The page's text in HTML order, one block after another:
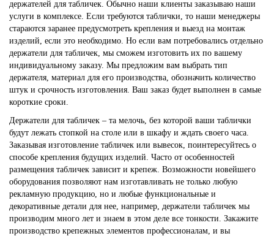
держателей для табличек. Обычно наши клиенты заказываю наши
услуги в комплексе. Если требуются таблички, то наши менеджеры
стараются заранее предусмотреть крепления и выезд на монтаж
изделий, если это необходимо. Но если вам потребовались отдельно
держатели для табличек, мы сможем изготовить их по вашему
индивидуальному заказу. Мы предложим вам выбрать тип
держателя, материал для его производства, обозначить количество
штук и срочность изготовления. Ваш заказ будет выполнен в самые
короткие сроки.
Держатели для табличек – та мелочь, без которой ваши таблички
будут лежать стопкой на столе или в шкафу и ждать своего часа.
Заказывая изготовление табличек или вывесок, поинтересуйтесь о
способе крепления будущих изделий. Часто от особенностей
размещения табличек зависит и крепеж. Возможности новейшего
оборудования позволяют нам изготавливать не только любую
рекламную продукцию, но и любые функциональные и
декоративные детали для нее, например, держатели табличек мы
производим много лет и знаем в этом деле все тонкости. Закажите
производство крепежных элементов профессионалам, и вы